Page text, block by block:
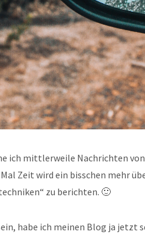
ich mittlerweile Nachrichten
Mal Zeit wird ein bisschen mehr
zu berichten. 🙂
habe ich meinen Blog ja jetzt